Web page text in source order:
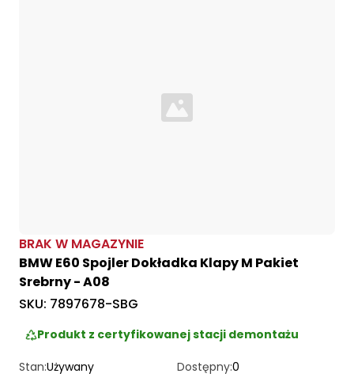
Loading...
BRAK W MAGAZYNIE
BMW E60 Spojler Dokładka Klapy M Pakiet
Srebrny - A08
SKU: 7897678-SBG
Produkt z certyfikowanej stacji demontażu
Stan:Używany Dostępny:0